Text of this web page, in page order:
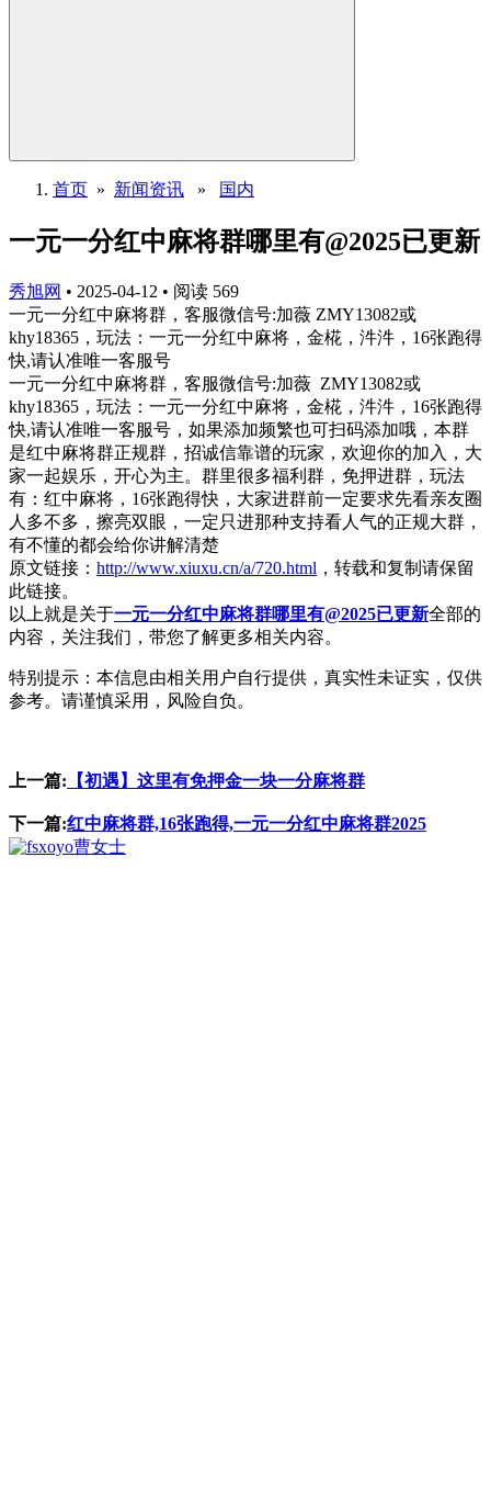
首页 » 新闻资讯 » 国内
一元一分红中麻将群哪里有@2025已更新
秀旭网 • 2025-04-12 • 阅读 569
一元一分红中麻将群，客服微信号:加薇 ZMY13082或
khy18365，玩法：一元一分红中麻将，金椛，汼汼，16张跑得
快,请认准唯一客服号
一元一分红中麻将群，客服微信号:加薇 ZMY13082或
khy18365，玩法：一元一分红中麻将，金椛，汼汼，16张跑得
快,请认准唯一客服号，如果添加频繁也可扫码添加哦，本群
是红中麻将群正规群，招诚信靠谱的玩家，欢迎你的加入，大
家一起娱乐，开心为主。群里很多福利群，免押进群，玩法
有：红中麻将，16张跑得快，大家进群前一定要求先看亲友圈
人多不多，擦亮双眼，一定只进那种支持看人气的正规大群，
有不懂的都会给你讲解清楚
原文链接： http://www.xiuxu.cn/a/720.html ，转载和复制请保留
此链接。
以上就是关于一元一分红中麻将群哪里有@2025已更新全部的
内容，关注我们，带您了解更多相关内容。
特别提示：本信息由相关用户自行提供，真实性未证实，仅供
参考。请谨慎采用，风险自负。
上一篇: 【初遇】这里有免押金一块一分麻将群
下一篇:红中麻将群,16张跑得,一元一分红中麻将群2025
曹女士